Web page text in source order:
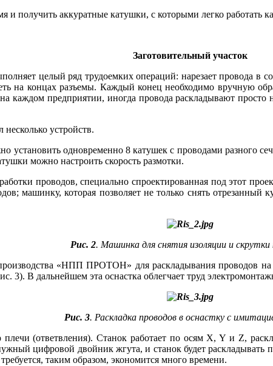
и получить аккуратные катушки, с которыми легко работать
Заготовительный участок
целый ряд трудоемких операций: нарезает провода в
на концах разъемы. Каждый конец необходимо вручную
каждом предприятии, иногда провода раскладывают просто
уст­ройств.
установить одновременно 8 катушек с проводами разного
можно настроить скорость размотки.
проводов, специально спроектированная под
машинку, которая позволяет не только снять отрезанный
Рис. 2. Машинка для снятия изоляции и скрутки
«НПП ПРОТОН» для раскладывания проводов
3). В дальнейшем эта оснастка облегчает труд
Рис. 3. Раскладка проводов в оснастку с
(ответвления). Станок работает по осям X, Y и Z,
цифровой двойник жгута, и станок будет
таким образом, экономится много времени.